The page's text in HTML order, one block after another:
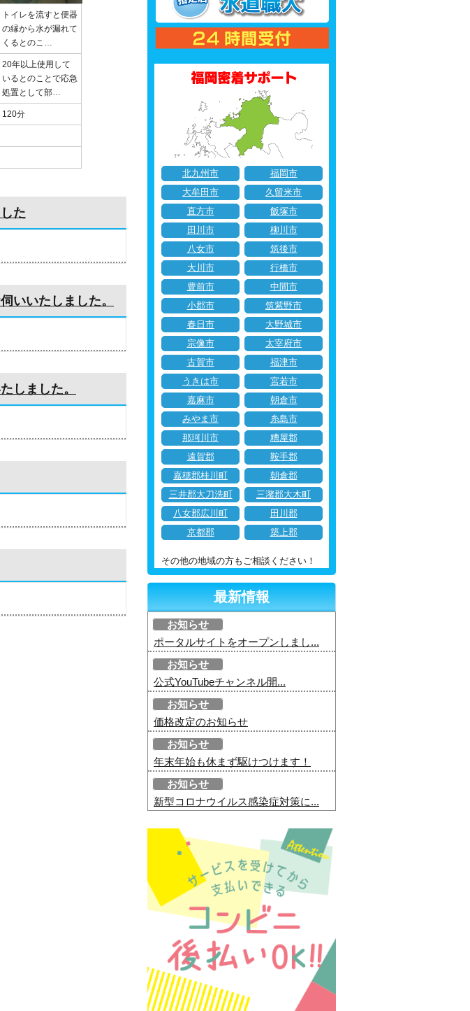
トイレを流すと便器
の縁から水が漏れて
くるとのこ…
20年以上使用して
いるとのことで応急
処置として部…
120分
た
いいたしました。
しました。
北九州市
福岡市
大牟田市
久留米市
直方市
飯塚市
田川市
柳川市
八女市
筑後市
大川市
行橋市
豊前市
中間市
小郡市
筑紫野市
春日市
大野城市
宗像市
太宰府市
古賀市
福津市
うきは市
宮若市
嘉麻市
朝倉市
みやま市
糸島市
那珂川市
糟屋郡
遠賀郡
鞍手郡
嘉穂郡桂川町
朝倉郡
三井郡大刀洗町
三潴郡大木町
八女郡広川町
田川郡
京都郡
築上郡
その他の地域の方もご相談ください！
最新情報
お知らせ
ポータルサイトをオープンしまし...
お知らせ
公式YouTubeチャンネル開...
お知らせ
価格改定のお知らせ
お知らせ
年末年始も休まず駆けつけます！
お知らせ
新型コロナウイルス感染症対策に...